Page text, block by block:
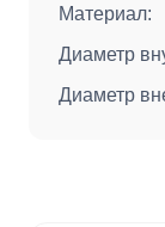
Материал:
Диаметр
Диаметр